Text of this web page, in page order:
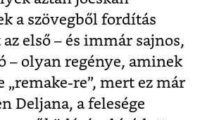
a szövegből fordítás
első – és immár sajnos,
– olyan regénye, aminek
„remake-re”, mert ez már
Deljana, a felesége